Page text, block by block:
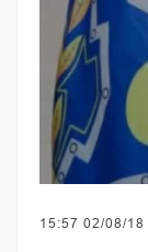
15:57 02/08/18